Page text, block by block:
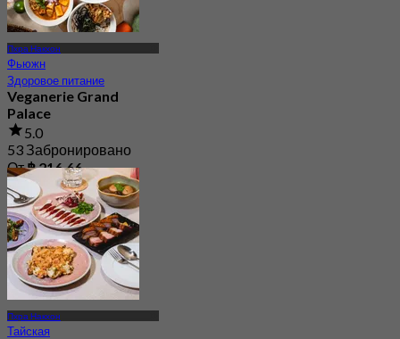
Пхра Накхон
Фьюжн
Здоровое питание
Veganerie Grand
Palace
5.0
53 Забронировано
От฿ 216.66
Пхра Накхон
Тайская